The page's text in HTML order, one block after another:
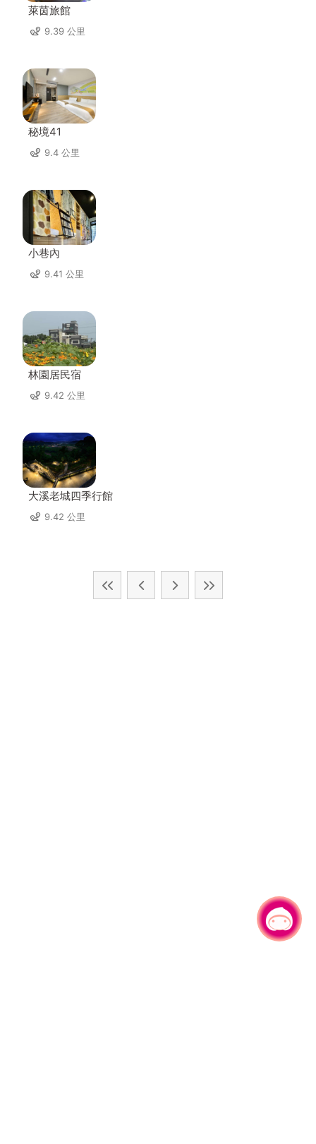
萊茵旅館
9.39 公里
秘境41
9.4 公里
小巷內
9.41 公里
林園居民宿
9.42 公里
大溪老城四季行館
9.42 公里